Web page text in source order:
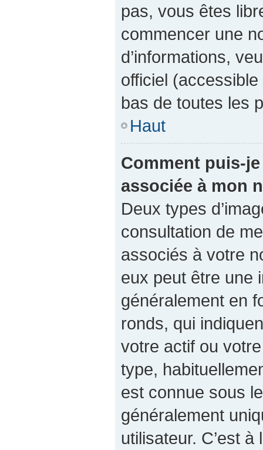
pas, vous êtes
commencer une
d’informations,
officiel
bas de toutes les
Haut
Comment puis-
associée à mon
Deux types
consultation de
associés à votre
eux peut être une
généralement en
ronds, qui
votre actif ou
type,
est connue sous
généralement
utilisateur. C’est